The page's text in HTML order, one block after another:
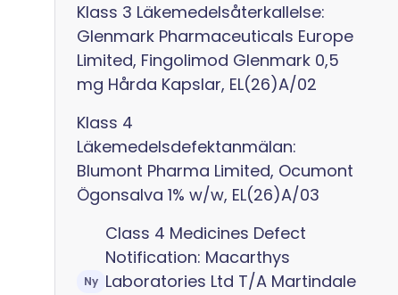
Klass 3 Läkemedelsåterkallelse:
Glenmark Pharmaceuticals Europe
Limited, Fingolimod Glenmark 0,5
mg Hårda Kapslar, EL(26)A/02
Klass 4
Läkemedelsdefektanmälan:
Blumont Pharma Limited, Ocumont
Ögonsalva 1% w/w, EL(26)A/03
Ny
Class 4 Medicines Defect
Notification: Macarthys
Laboratories Ltd T/A Martindale